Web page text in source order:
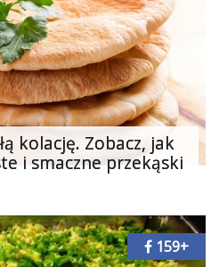
kolację. Zobacz, jak
i smaczne przekąski
159+